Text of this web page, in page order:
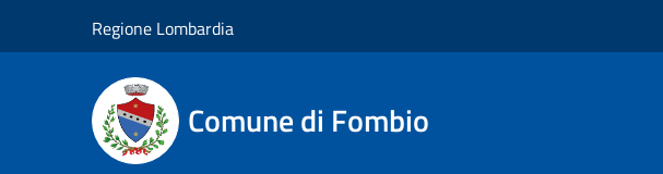
Regione Lombardia
Comune di Fombio